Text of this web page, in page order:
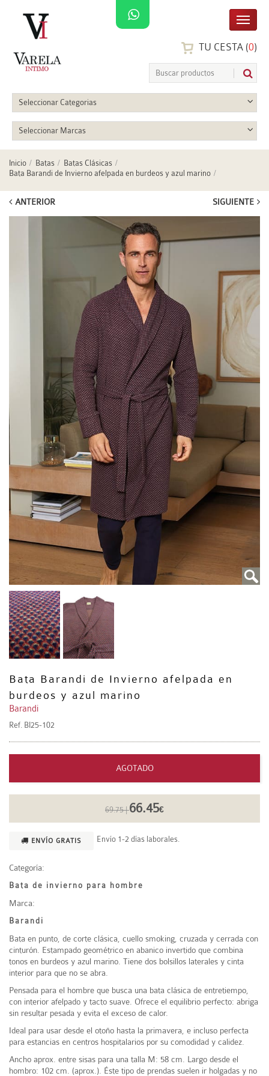
TU CESTA (0)
Seleccionar Categorias
Seleccionar Marcas
Inicio Batas
Batas Clásicas
Bata Barandi de Invierno afelpada en burdeos y azul marino
ANTERIOR SIGUIENTE
Bata Barandi de Invierno afelpada en
burdeos y azul marino
Barandi
Ref. BI25-102
AGOTADO
69.75 |66.45€
ENVÍO GRATIS Envío 1-2 días laborales.
Categoría:
Bata de invierno para hombre
Marca:
Barandi
Bata en punto, de corte clásica, cuello smoking, cruzada y cerrada con
cinturón. Estampado geométrico en abanico invertido que combina
tonos en burdeos y azul marino. Tiene dos bolsillos laterales y cinta
interior para que no se abra.
Pensada para el hombre que busca una bata clásica de entretiempo,
con interior afelpado y tacto suave. Ofrece el equilibrio perfecto: abriga
sin resultar pesada y evita el exceso de calor.
Ideal para usar desde el otoño hasta la primavera, e incluso perfecta
para estancias en centros hospitalarios por su comodidad y calidez.
Ancho aprox. entre sisas para una talla M: 58 cm. Largo desde el
hombro: 102 cm. (aprox.). Éste tipo de prendas suelen ir holgadas y no